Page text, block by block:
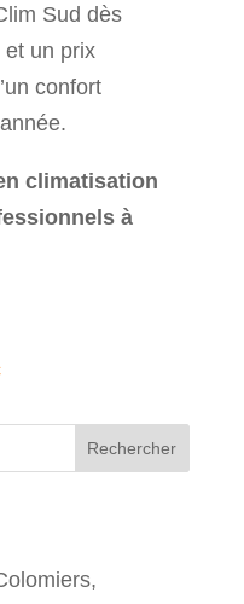
Sud dès
et un prix
confort
climatisation
à
Rechercher